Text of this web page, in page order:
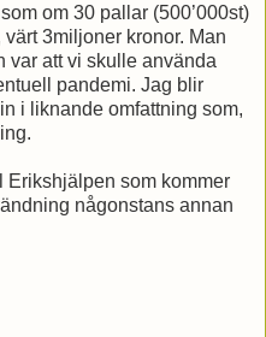
om 30 pallar (500’000st)
3miljoner kronor. Man
var att vi skulle använda
pandemi. Jag blir
i liknande omfattning som,
Erikshjälpen som kommer
någonstans annan